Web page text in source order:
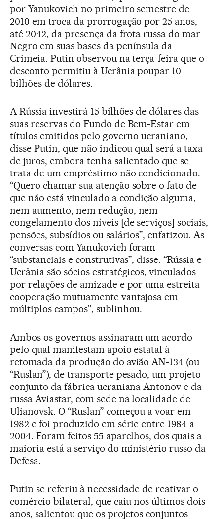
por Yanukovich no primeiro semestre de
2010 em troca da prorrogação por 25 anos,
até 2042, da presença da frota russa do mar
Negro em suas bases da península da
Crimeia. Putin observou na terça-feira que o
desconto permitiu à Ucrânia poupar 10
bilhões de dólares.
A Rússia investirá 15 bilhões de dólares das
suas reservas do Fundo de Bem-Estar em
títulos emitidos pelo governo ucraniano,
disse Putin, que não indicou qual será a taxa
de juros, embora tenha salientado que se
trata de um empréstimo não condicionado.
“Quero chamar sua atenção sobre o fato de
que não está vinculado a condição alguma,
nem aumento, nem redução, nem
congelamento dos níveis [de serviços] sociais,
pensões, subsídios ou salários”, enfatizou. As
conversas com Yanukovich foram
“substanciais e construtivas”, disse. “Rússia e
Ucrânia são sócios estratégicos, vinculados
por relações de amizade e por uma estreita
cooperação mutuamente vantajosa em
múltiplos campos”, sublinhou.
Ambos os governos assinaram um acordo
pelo qual manifestam apoio estatal à
retomada da produção do avião AN-134 (ou
“Ruslan”), de transporte pesado, um projeto
conjunto da fábrica ucraniana Antonov e da
russa Aviastar, com sede na localidade de
Ulianovsk. O “Ruslan” começou a voar em
1982 e foi produzido em série entre 1984 a
2004. Foram feitos 55 aparelhos, dos quais a
maioria está a serviço do ministério russo da
Defesa.
Putin se referiu à necessidade de reativar o
comércio bilateral, que caiu nos últimos dois
anos, salientou que os projetos conjuntos